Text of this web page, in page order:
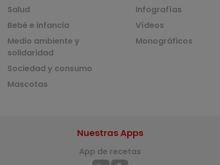
Salud
Bebé e infancia
Medio ambiente y
solidaridad
Sociedad y consumo
Mascotas
Infografías
Vídeos
Monográficos
Nuestras Apps
App de recetas